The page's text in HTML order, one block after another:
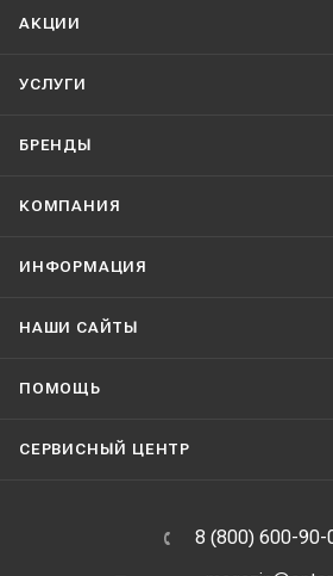
АКЦИИ
УСЛУГИ
БРЕНДЫ
КОМПАНИЯ
ИНФОРМАЦИЯ
НАШИ CАЙТЫ
ПОМОЩЬ
СЕРВИСНЫЙ ЦЕНТР
8 (800) 600-90-